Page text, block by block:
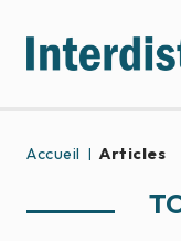
Accueil Articles